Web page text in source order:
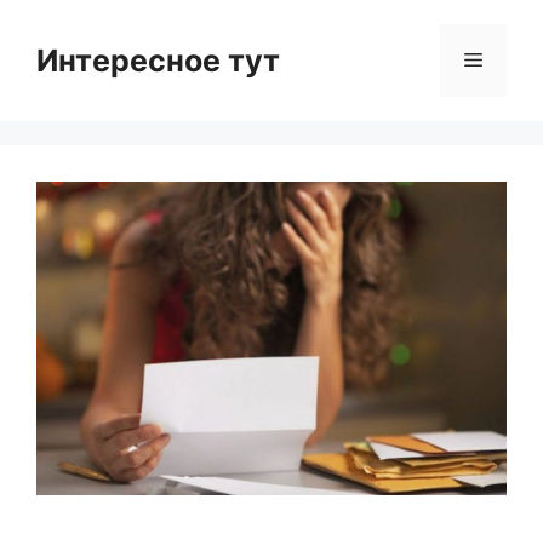
contentИнтересное тут Menu